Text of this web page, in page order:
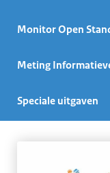
Monitor Open
Meting
Speciale uitgaven